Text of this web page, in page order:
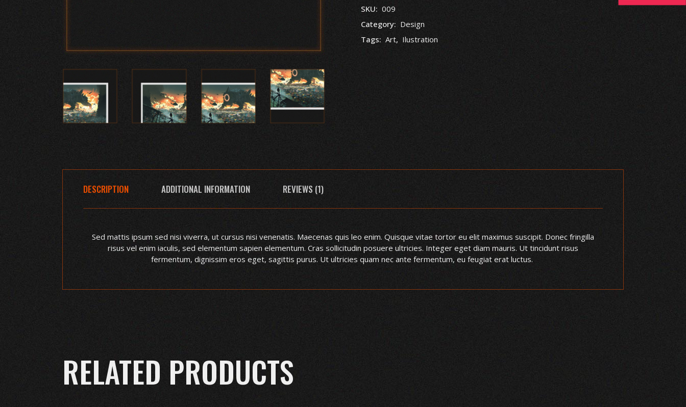
SKU: 009
Category: Design
Tags: Art, Ilustration
DESCRIPTION ADDITIONAL INFORMATION REVIEWS (1)
Sed mattis ipsum sed nisi viverra, ut cursus nisi venenatis. Maecenas quis leo enim. Quisque vitae tortor eu elit maximus suscipit. Donec fringilla
risus vel enim iaculis, sed elementum sapien elementum. Cras sollicitudin posuere ultricies. Integer eget diam mauris. Ut tincidunt risus
fermentum, dignissim eros eget, sagittis purus. Ut ultricies quam nec ante fermentum, eu feugiat erat luctus.
RELATED PRODUCTS